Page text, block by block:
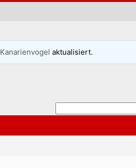
Kanarienvogel aktualisiert.